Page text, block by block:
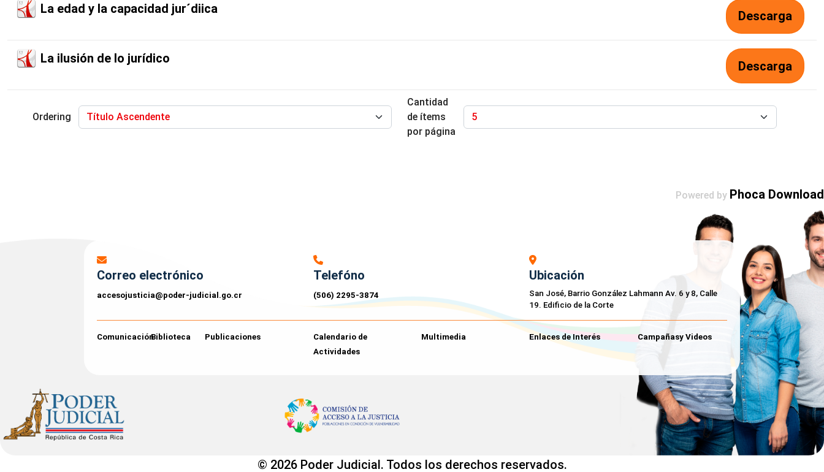
La edad y la capacidad jur´diica
Descarga
La ilusión de lo jurídico
Descarga
Ordering
Cantidad
de ítems
por página
Powered by Phoca Download
Correo electrónico
accesojusticia@poder-judicial.go.cr
Telefóno
(506) 2295-3874
Ubicación
San José, Barrio González Lahmann Av. 6 y 8, Calle
19. Edificio de la Corte
ComunicaciónBiblioteca Publicaciones
Calendario de
Actividades
Multimedia Enlaces de Interés Campañasy Videos
© 2026 Poder Judicial. Todos los derechos reservados.